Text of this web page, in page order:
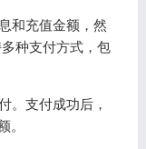
和充值金额，然
种支付方式，包
。支付成功后，
。